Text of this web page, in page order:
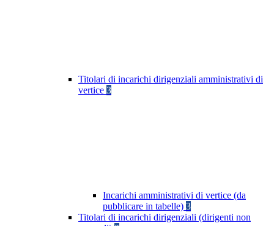
Titolari di incarichi dirigenziali amministrativi di
vertice 3
Incarichi amministrativi di vertice (da
pubblicare in tabelle) 3
Titolari di incarichi dirigenziali (dirigenti non